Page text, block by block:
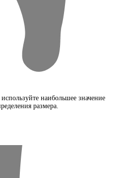
наибольшее значение
размера.